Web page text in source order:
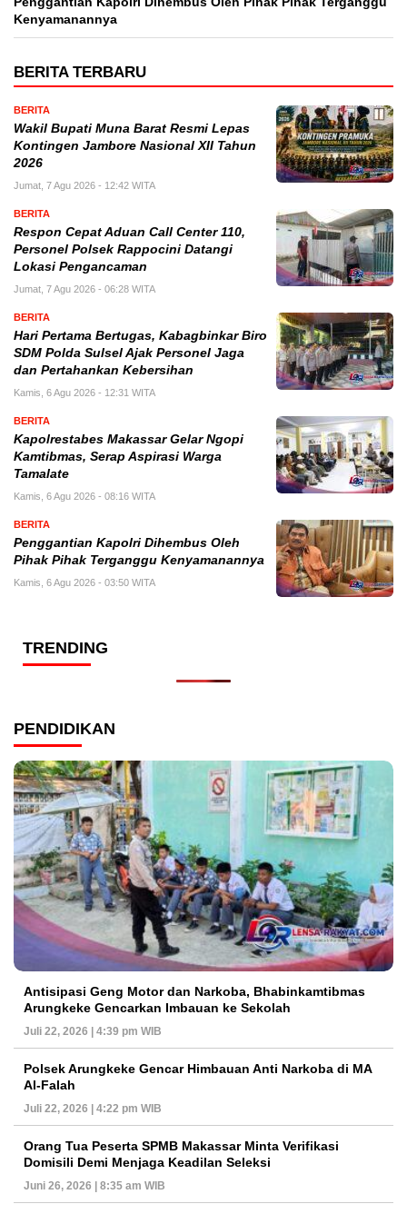
Kenyamanannya
BERITA TERBARU
BERITA
Wakil Bupati Muna Barat Resmi Lepas
Kontingen Jambore Nasional XII Tahun
2026
Jumat, 7 Agu 2026 - 12:42 WITA
BERITA
Respon Cepat Aduan Call Center 110,
Personel Polsek Rappocini Datangi
Lokasi Pengancaman
Jumat, 7 Agu 2026 - 06:28 WITA
BERITA
Hari Pertama Bertugas, Kabagbinkar Biro
SDM Polda Sulsel Ajak Personel Jaga
dan Pertahankan Kebersihan
Kamis, 6 Agu 2026 - 12:31 WITA
BERITA
Kapolrestabes Makassar Gelar Ngopi
Kamtibmas, Serap Aspirasi Warga
Tamalate
Kamis, 6 Agu 2026 - 08:16 WITA
BERITA
Penggantian Kapolri Dihembus Oleh
Pihak Pihak Terganggu Kenyamanannya
Kamis, 6 Agu 2026 - 03:50 WITA
TRENDING
PENDIDIKAN
Antisipasi Geng Motor dan Narkoba, Bhabinkamtibmas
Arungkeke Gencarkan Imbauan ke Sekolah
Juli 22, 2026 | 4:39 pm WIB
Polsek Arungkeke Gencar Himbauan Anti Narkoba di MA
Al-Falah
Juli 22, 2026 | 4:22 pm WIB
Orang Tua Peserta SPMB Makassar Minta Verifikasi
Domisili Demi Menjaga Keadilan Seleksi
Juni 26, 2026 | 8:35 am WIB